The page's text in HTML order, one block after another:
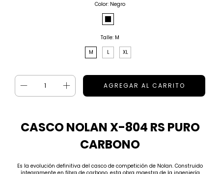
Color: Negro
Talle: M
M
L XL
CASCO NOLAN X-804 RS PURO
CARBONO
Es la evolución definitiva del casco de competición de Nolan. Construido